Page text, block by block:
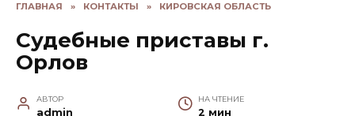
ГЛАВНАЯ » КОНТАКТЫ » КИРОВСКАЯ ОБЛАСТЬ
Судебные приставы г.
Орлов
АВТОР
admin
НА ЧТЕНИЕ
2 мин